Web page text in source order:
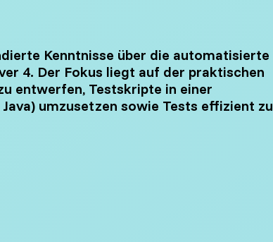
Services
AI Foundation
Digital Accessibility
Kenntnisse über die automatisierte
4. Der Fokus liegt auf der praktischen
entwerfen, Testskripte in einer
umzusetzen sowie Tests effizient zu